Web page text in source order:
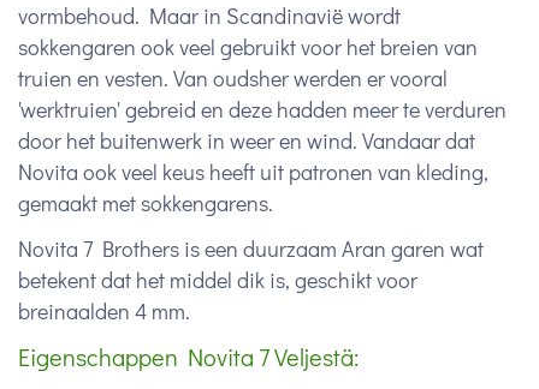
vormbehoud. Maar in Scandinavië wordt
sokkengaren ook veel gebruikt voor het breien van
truien en vesten. Van oudsher werden er vooral
'werktruien' gebreid en deze hadden meer te verduren
door het buitenwerk in weer en wind. Vandaar dat
Novita ook veel keus heeft uit patronen van kleding,
gemaakt met sokkengarens.
Novita 7 Brothers is een duurzaam Aran garen wat
betekent dat het middel dik is, geschikt voor
breinaalden 4 mm.
Eigenschappen Novita 7 Veljestä: